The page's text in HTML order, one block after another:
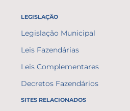
LEGISLAÇÃO
Legislação Municipal
Leis Fazendárias
Leis Complementares
Decretos Fazendários
SITES RELACIONADOS